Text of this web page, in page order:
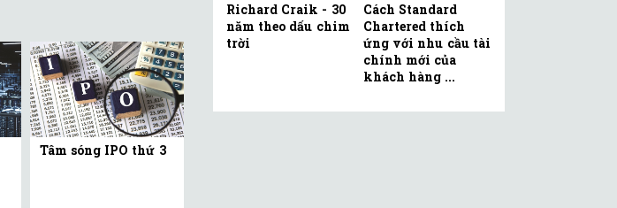
Tâm sóng IPO thứ 3
Richard Craik - 30
năm theo dấu chim
trời
Cách Standard
Chartered thích
ứng với nhu cầu tài
chính mới của
khách hàng ...